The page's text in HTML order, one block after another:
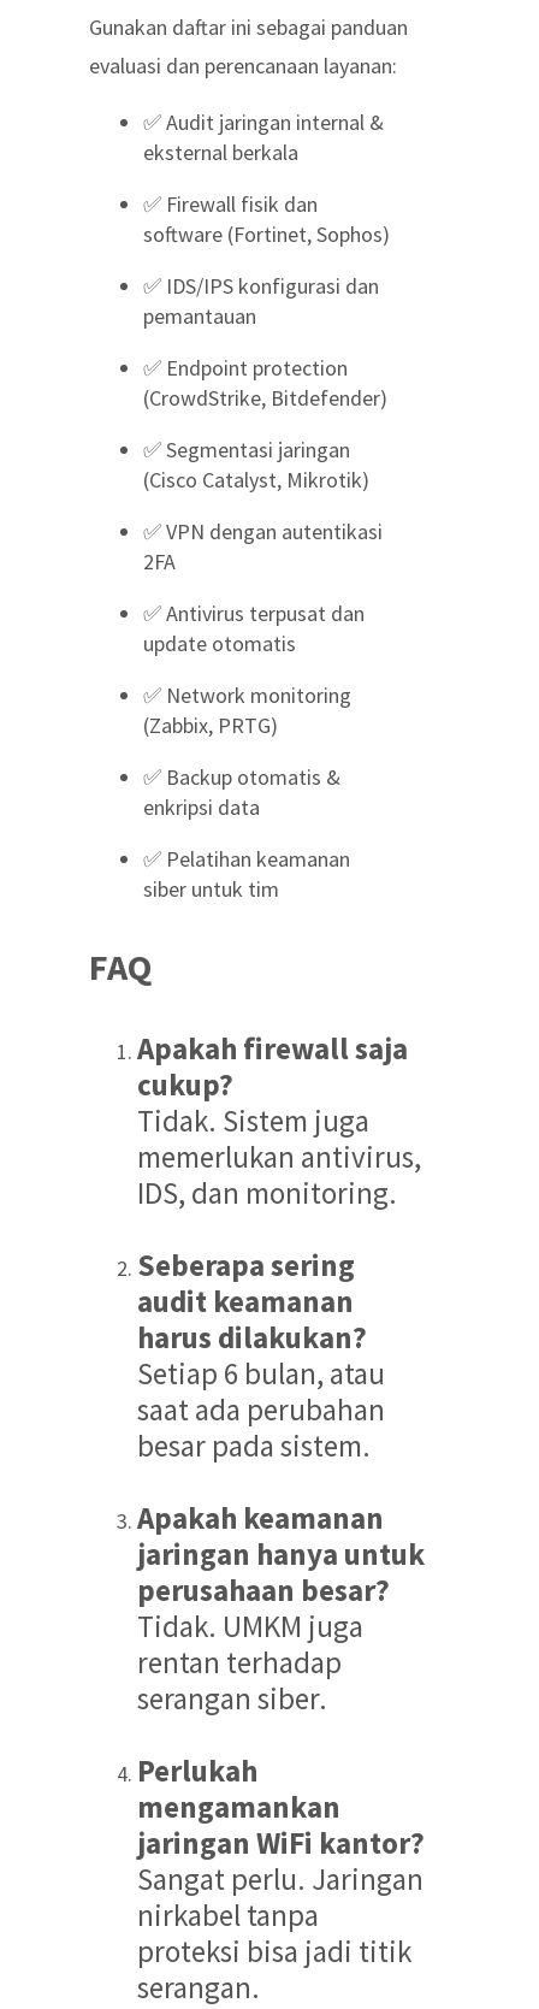
Gunakan daftar ini sebagai panduan
evaluasi dan perencanaan layanan:
✅ Audit jaringan internal &
eksternal berkala
✅ Firewall fisik dan
software (Fortinet, Sophos)
✅ IDS/IPS konfigurasi dan
pemantauan
✅ Endpoint protection
(CrowdStrike, Bitdefender)
✅ Segmentasi jaringan
(Cisco Catalyst, Mikrotik)
✅ VPN dengan autentikasi
2FA
✅ Antivirus terpusat dan
update otomatis
✅ Network monitoring
(Zabbix, PRTG)
✅ Backup otomatis &
enkripsi data
✅ Pelatihan keamanan
siber untuk tim
FAQ
Apakah firewall saja
cukup?
Tidak. Sistem juga
memerlukan antivirus,
IDS, dan monitoring.
Seberapa sering
audit keamanan
harus dilakukan?
Setiap 6 bulan, atau
saat ada perubahan
besar pada sistem.
Apakah keamanan
jaringan hanya untuk
perusahaan besar?
Tidak. UMKM juga
rentan terhadap
serangan siber.
Perlukah
mengamankan
jaringan WiFi kantor?
Sangat perlu. Jaringan
nirkabel tanpa
proteksi bisa jadi titik
serangan.